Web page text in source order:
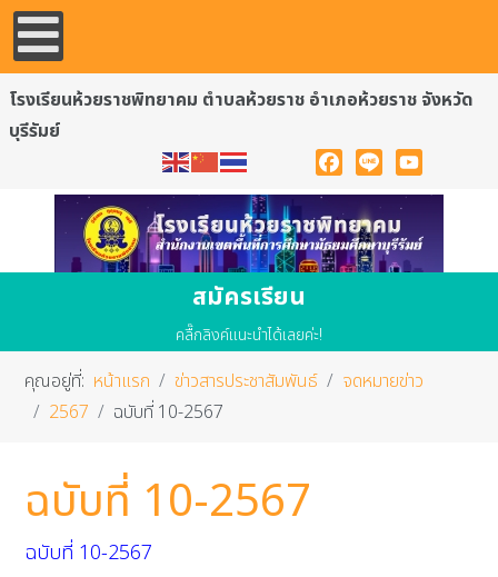
โรงเรียนห้วยราชพิทยาคม ตำบลห้วยราช อำเภอห้วยราช จังหวัด
บุรีรัมย์
Facebook
Line YouTube
สมัครเรียน
คลื๊กลิงค์แนะนำได้เลยค่ะ!
คุณอยู่ที่: หน้าแรก ข่าวสารประชาสัมพันธ์
จดหมายข่าว
2567
ฉบับที่ 10-2567
ฉบับที่ 10-2567
ฉบับที่ 10-2567